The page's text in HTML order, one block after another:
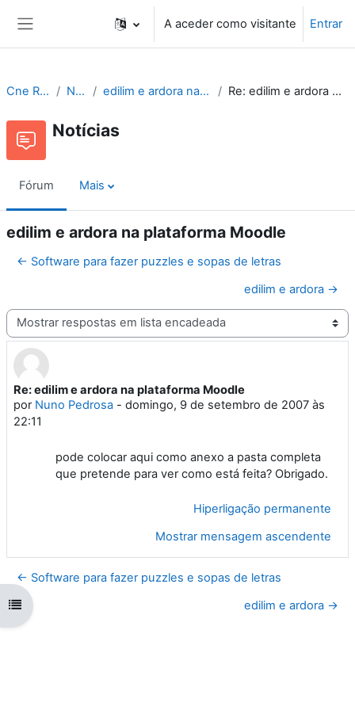
A aceder como visitante Entrar
Abrir índice da disciplina
Cne Recursos Notícias edilim e ardora na plataforma Moodle Re: edilim e ardora na plataforma Moodle
Notícias
Fórum Mais
edilim e ardora na plataforma Moodle
← Software para fazer puzzles e sopas de letras
edilim e ardora →
Modo de visualização
Re: edilim e ardora na plataforma Moodle
por Nuno Pedrosa - domingo, 9 de setembro de 2007 às
22:11
Número de respostas: 0
pode colocar aqui como anexo a pasta completa
que pretende para ver como está feita? Obrigado.
Hiperligação permanente
Mostrar mensagem ascendente
← Software para fazer puzzles e sopas de letras
edilim e ardora →